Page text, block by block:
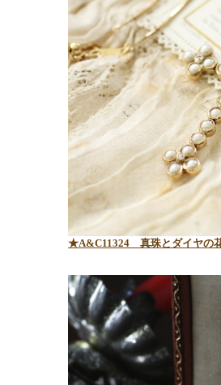
★A&C11324 真珠とダイヤの